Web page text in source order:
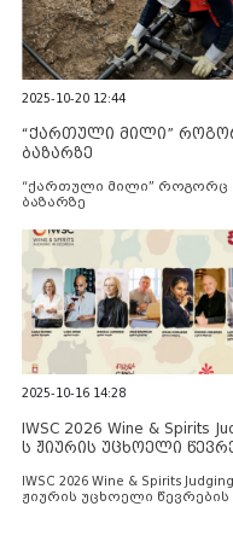
2025-10-20 12:44
“ქართული მილი”
ბაზარზე
“ქართული მილი” როგორც
ბაზარზე
2025-10-16 14:28
IWSC 2026 Wine & Spirits
ს ჟიურის უცხოელი
IWSC 2026 Wine & Spirits
ჟიურის უცხოელი წევრების